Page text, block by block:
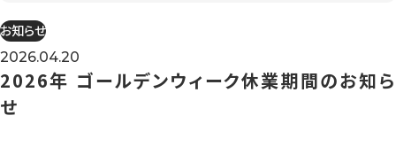
お知らせ
2026.04.20
2026年 ゴールデンウィーク休業期間のお知ら
せ